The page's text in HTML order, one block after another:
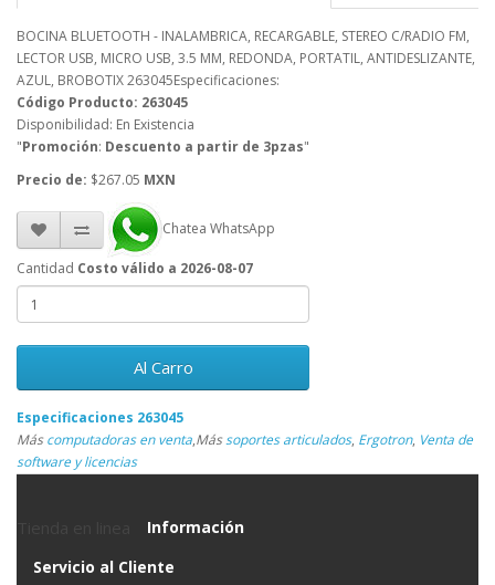
BOCINA BLUETOOTH - INALAMBRICA, RECARGABLE, STEREO C/RADIO FM,
LECTOR USB, MICRO USB, 3.5 MM, REDONDA, PORTATIL, ANTIDESLIZANTE,
AZUL, BROBOTIX 263045Especificaciones:
Código Producto: 263045
Disponibilidad: En Existencia
"Promoción: Descuento a partir de 3pzas"
Precio de: $267.05 MXN
Chatea WhatsApp
Cantidad Costo válido a 2026-08-07
Al Carro
Especificaciones 263045
Máscomputadoras en venta,Mássoportes articulados, Ergotron, Venta de
software y licencias
Información
Servicio al Cliente